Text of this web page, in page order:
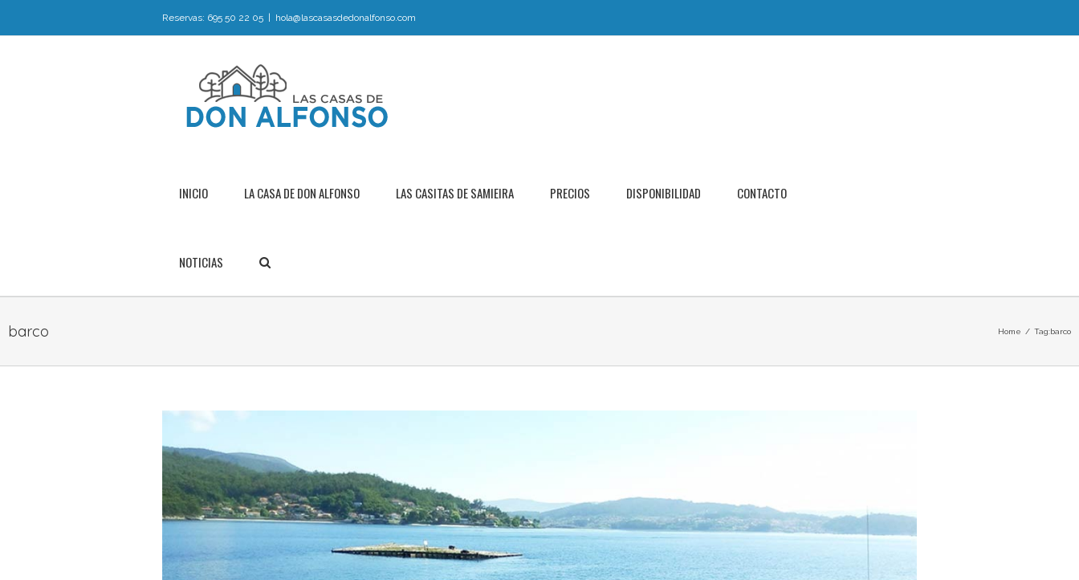
Reservas: 695 50 22 05 hola@lascasasdedonalfonso.com
INICIO LA CASA DE DON ALFONSO LAS CASITAS DE SAMIEIRA PRECIOS DISPONIBILIDAD CONTACTO
NOTICIAS
barco Home / Tag:barco